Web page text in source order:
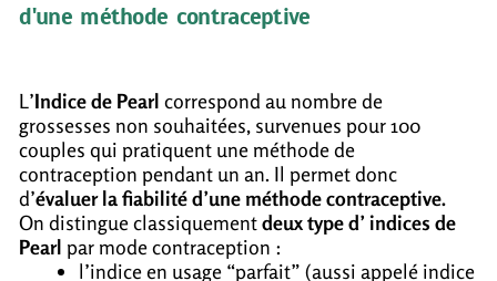
d'une méthode contraceptive
L’Indice de Pearlcorrespond au nombre de
grossesses non souhaitées, survenues pour 100
couples qui pratiquent une méthode de
contraception pendant un an. Il permet donc
d’évaluer la fiabilité d’une méthode contraceptive.
On distingue classiquementdeux type d’ indices de
Pearl par mode contraception :
l’indice en usage “parfait” (aussi appelé indice